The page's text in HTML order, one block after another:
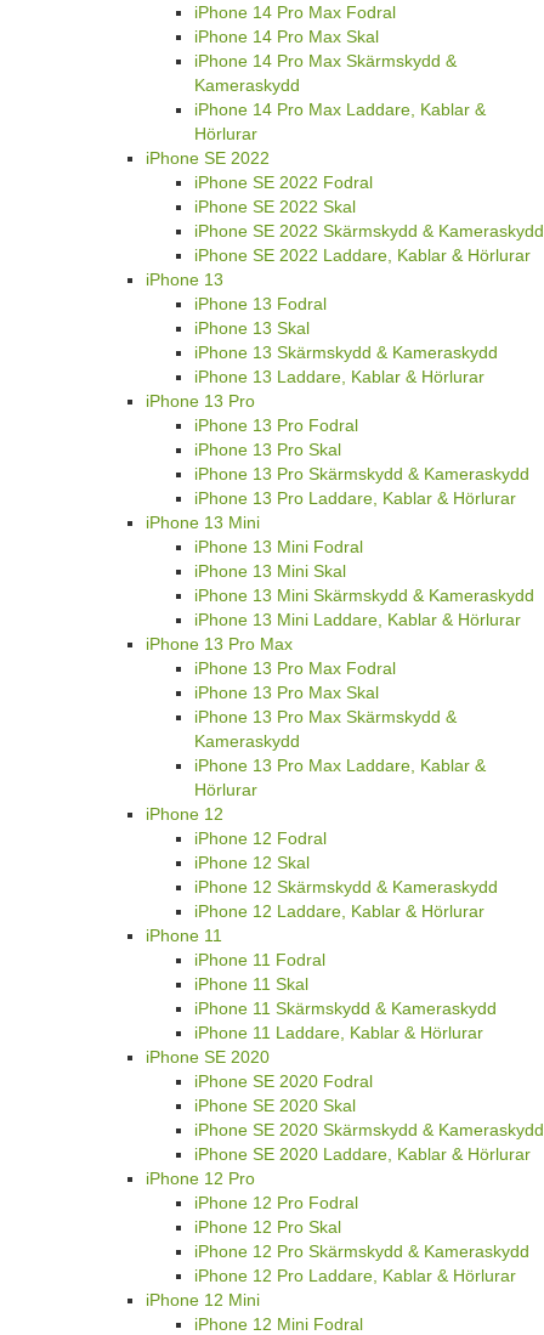
iPhone 14 Pro Max Fodral
iPhone 14 Pro Max Skal
iPhone 14 Pro Max Skärmskydd &
Kameraskydd
iPhone 14 Pro Max Laddare, Kablar &
Hörlurar
iPhone SE 2022
iPhone SE 2022 Fodral
iPhone SE 2022 Skal
iPhone SE 2022 Skärmskydd & Kameraskydd
iPhone SE 2022 Laddare, Kablar & Hörlurar
iPhone 13
iPhone 13 Fodral
iPhone 13 Skal
iPhone 13 Skärmskydd & Kameraskydd
iPhone 13 Laddare, Kablar & Hörlurar
iPhone 13 Pro
iPhone 13 Pro Fodral
iPhone 13 Pro Skal
iPhone 13 Pro Skärmskydd & Kameraskydd
iPhone 13 Pro Laddare, Kablar & Hörlurar
iPhone 13 Mini
iPhone 13 Mini Fodral
iPhone 13 Mini Skal
iPhone 13 Mini Skärmskydd & Kameraskydd
iPhone 13 Mini Laddare, Kablar & Hörlurar
iPhone 13 Pro Max
iPhone 13 Pro Max Fodral
iPhone 13 Pro Max Skal
iPhone 13 Pro Max Skärmskydd &
Kameraskydd
iPhone 13 Pro Max Laddare, Kablar &
Hörlurar
iPhone 12
iPhone 12 Fodral
iPhone 12 Skal
iPhone 12 Skärmskydd & Kameraskydd
iPhone 12 Laddare, Kablar & Hörlurar
iPhone 11
iPhone 11 Fodral
iPhone 11 Skal
iPhone 11 Skärmskydd & Kameraskydd
iPhone 11 Laddare, Kablar & Hörlurar
iPhone SE 2020
iPhone SE 2020 Fodral
iPhone SE 2020 Skal
iPhone SE 2020 Skärmskydd & Kameraskydd
iPhone SE 2020 Laddare, Kablar & Hörlurar
iPhone 12 Pro
iPhone 12 Pro Fodral
iPhone 12 Pro Skal
iPhone 12 Pro Skärmskydd & Kameraskydd
iPhone 12 Pro Laddare, Kablar & Hörlurar
iPhone 12 Mini
iPhone 12 Mini Fodral